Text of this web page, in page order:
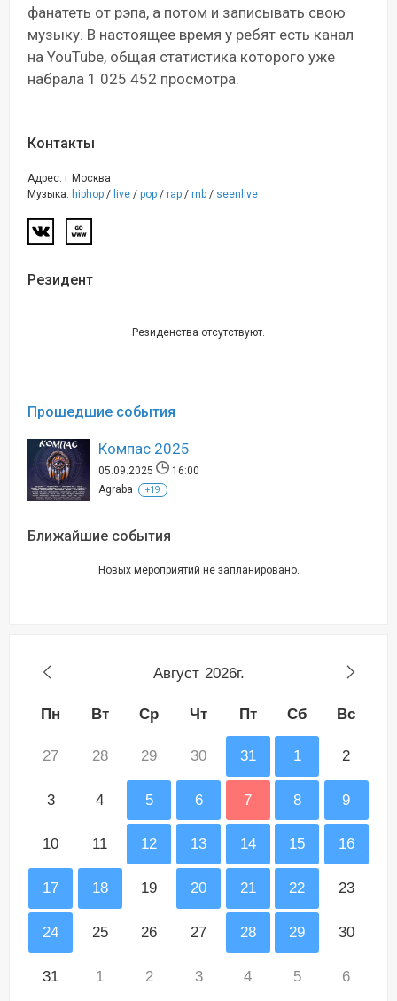
фанатеть от рэпа, а потом и записывать свою
музыку. В настоящее время у ребят есть канал
на YouTube, общая статистика которого уже
набрала 1 025 452 просмотра.
Контакты
Адрес: г Москва
Музыка: hiphop / live / pop / rap / rnb / seenlive
Резидент
Резиденства отсутствуют.
Прошедшие события
Компас 2025
05.09.2025
16:00
Agraba
+19
Ближайшие события
Новых мероприятий не запланировано.
Август 2026г.
Пн Вт Ср Чт Пт Сб Вс
27 28 29 30 31 1 2
3 4 5 6 7 8 9
10 11 12 13 14 15 16
17 18 19 20 21 22 23
24 25 26 27 28 29 30
31 1 2 3 4 5 6